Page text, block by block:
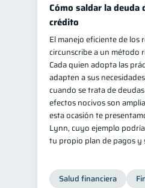
Cómo saldar la deuda
crédito
El manejo eficiente de los
circunscribe a un método
Cada quien adopta las
adapten a sus
cuando se trata de
efectos nocivos son
esta ocasión te
Lynn, cuyo ejemplo
tu propio plan de pagos y
Salud financiera